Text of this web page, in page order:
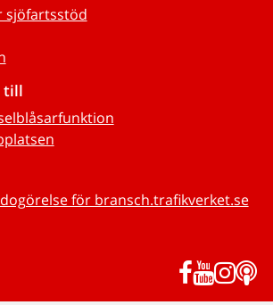
sjöfartsstöd
till
för bransch.trafikverket.se
Facebook
YouTube